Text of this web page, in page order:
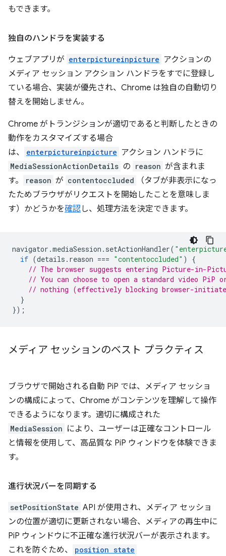
もできます。
独自のハンドラを実装する
ウェブアプリが enterpictureinpicture アクションの
メディア セッション アクション ハンドラをすでに登録し
ている場合、実装が優先され、Chrome は独自の自動切り
替えを開始しません。
Chrome がトランジションが適切であると判断したときの
動作をカスタマイズする場合
は、
enterpictureinpicture アクション ハンドラに
MediaSessionActionDetails の reason が含まれま
す。
reason が contentoccluded
（タブが非表示になっ
たためブラウザがリクエストを開始したことを意味しま
す）かどうかを確認し、処理方法を決定できます。
navigator .mediaSession . setActionHandler(
if (details . reason === "contentoccluded" )
{
// The browser suggests entering Picture-in-
// You can choose to open a standard video PiP
// nothing (effectively blocking browser-
}
});
メディア セッションのベスト プラクティス
ブラウザで開始される自動 PiP では、メディア セッショ
ンの構成によって、Chrome がコンテンツを理解して操作
できるようになります。適切に構成された
MediaSession により、ユーザーは正確なコントロール
と情報を使用して、高品質な PiP ウィンドウを体験できま
す。
進行状況バーを同期する
setPositionState API が使用され、メディア セッショ
ンの位置が適切に更新されない場合、メディアの再生中に
PiP ウィンドウに不正確な進行状況バーが表示されます。
これを防ぐため、
position state